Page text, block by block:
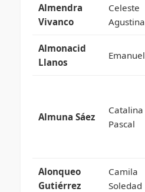
Almendra
Vivanco
Celeste
Agustina
Almonacid
Llanos
Emanuel
Almuna Sáez
Catalina
Pascal
Alonqueo
Gutiérrez
Camila
Soledad